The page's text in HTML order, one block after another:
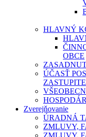
HLAVNÝ
OBCE
ÚČASŤ
Zverejňovanie
ÚRADNÁ
ZMLUVY,
ZMLUVY,